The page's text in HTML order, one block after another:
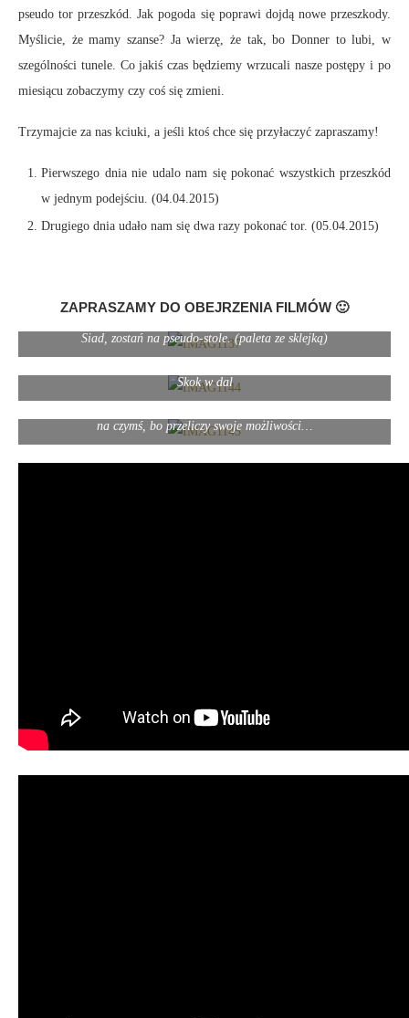
pseudo tor przeszkód. Jak pogoda się poprawi dojdą nowe przeszkody.
Myślicie, że mamy szanse? Ja wierzę, że tak, bo Donner to lubi, w
szególności tunele. Co jakiś czas będziemy wrzucali nasze postępy i po
miesiącu zobaczymy czy coś się zmieni.
Trzymajcie za nas kciuki, a jeśli ktoś chce się przyłaczyć zapraszamy!
Pierwszego dnia nie udalo nam się pokonać wszystkich przeszkód
w jednym podejściu. (04.04.2015)
Drugiego dnia udało nam się dwa razy pokonać tor. (05.04.2015)
ZAPRASZAMY DO OBEJRZENIA FILMÓW 🙂
Siad, zostań na pseudo-stole. (paleta ze sklejką)
Skok w dal
na czymś, bo przeliczy swoje możliwości…